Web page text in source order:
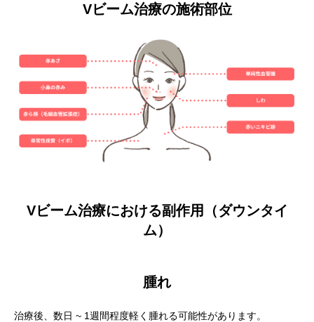
Vビーム治療の施術部位
Vビーム治療における副作用（ダウンタイ
ム）
腫れ
治療後、数日 ~ 1週間程度軽く腫れる可能性があります。